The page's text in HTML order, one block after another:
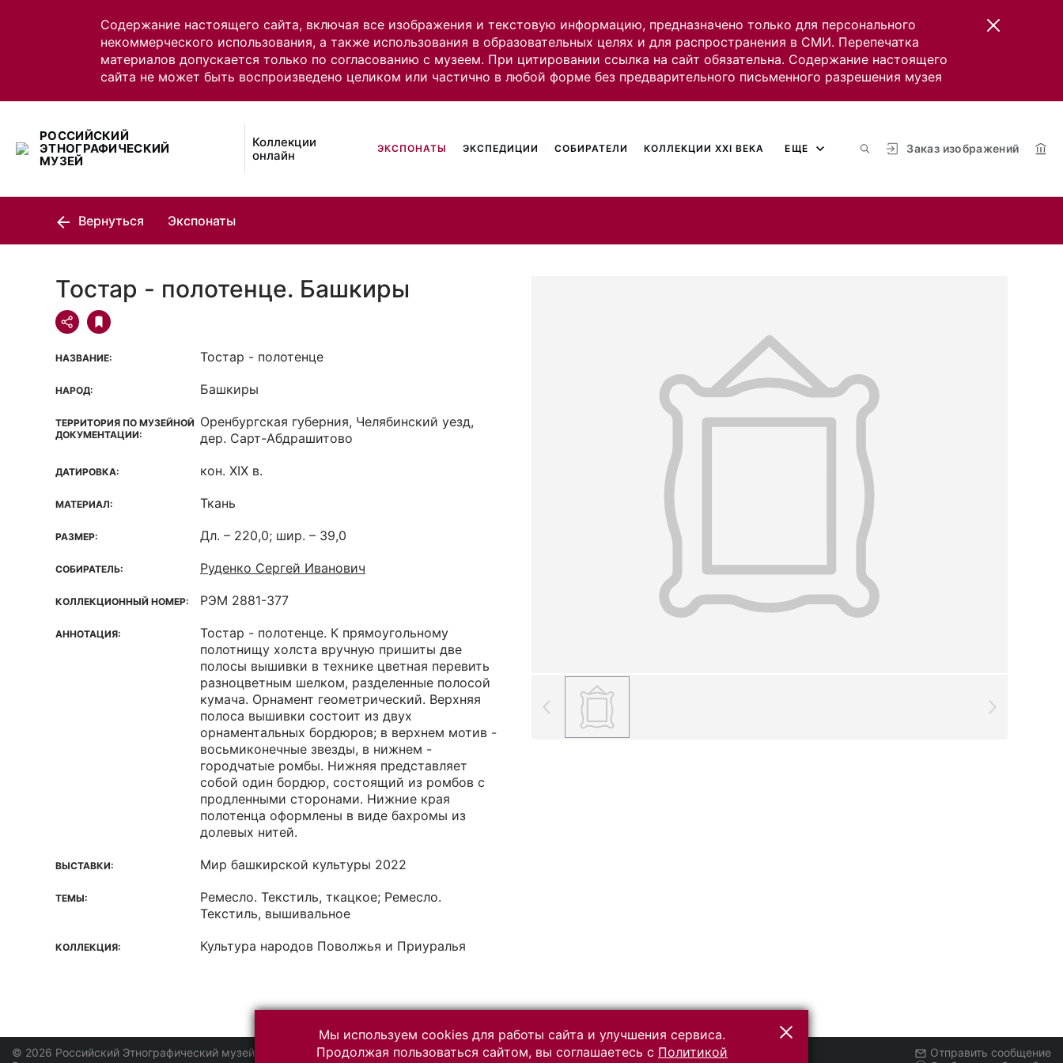
Содержание настоящего сайта, включая все изображения и текстовую информацию, предназначено только для персонального
некоммерческого использования, а также использования в образовательных целях и для распространения в СМИ. Перепечатка
материалов допускается только по согласованию с музеем. При цитировании ссылка на сайт обязательна. Содержание настоящего
сайта не может быть воспроизведено целиком или частично в любой форме без предварительного письменного разрешения музея
РОССИЙСКИЙ
ЭТНОГРАФИЧЕСКИЙ
МУЗЕЙ
Коллекции
онлайн
Заказ изображений
ЭКСПОНАТЫ ЭКСПЕДИЦИИ СОБИРАТЕЛИ КОЛЛЕКЦИИ XXI ВЕКА ЕЩЕ
Вернуться Экспонаты
Тостар - полотенце. Башкиры
НАЗВАНИЕ: Тостар - полотенце
НАРОД: Башкиры
ТЕРРИТОРИЯ ПО МУЗЕЙНОЙ
ДОКУМЕНТАЦИИ:
Оренбургская губерния, Челябинский уезд,
дер. Сарт-Абдрашитово
ДАТИРОВКА: кон. XIХ в.
МАТЕРИАЛ: Ткань
РАЗМЕР: Дл. – 220,0; шир. – 39,0
СОБИРАТЕЛЬ: Руденко Сергей Иванович
КОЛЛЕКЦИОННЫЙ НОМЕР: РЭМ 2881-377
АННОТАЦИЯ:
Тостар - полотенце. К прямоугольному
полотнищу холста вручную пришиты две
полосы вышивки в технике цветная перевить
разноцветным шелком, разделенные полосой
кумача. Орнамент геометрический. Верхняя
полоса вышивки состоит из двух
орнаментальных бордюров; в верхнем мотив -
восьмиконечные звезды, в нижнем -
городчатые ромбы. Нижняя представляет
собой один бордюр, состоящий из ромбов с
продленными сторонами. Нижние края
полотенца оформлены в виде бахромы из
долевых нитей.
ВЫСТАВКИ: Мир башкирской культуры 2022
ТЕМЫ:
Ремесло. Текстиль, ткацкое; Ремесло.
Текстиль, вышивальное
КОЛЛЕКЦИЯ: Культура народов Поволжья и Приуралья
© 2026 Российский Этнографический музей
Разработано на платформе
Отправить сообщение
Мы используем cookies для работы сайта и улучшения сервиса.
Продолжая пользоваться сайтом, вы соглашаетесь с Политикой